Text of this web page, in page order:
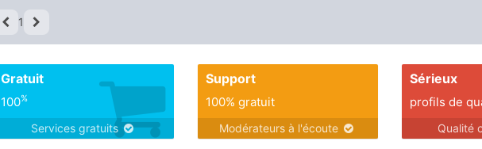
1
Gratuit
100%
Services gratuits
Support
100% gratuit
Modérateurs à l'écoute
Sérieux
profils de
Qualité